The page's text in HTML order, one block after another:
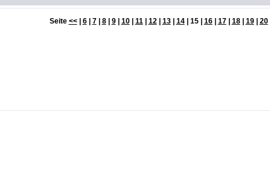
Seite <<| 6| 7| 8| 9| 10| 11| 12| 13| 14| 15 | 16| 17| 18| 19| 20|